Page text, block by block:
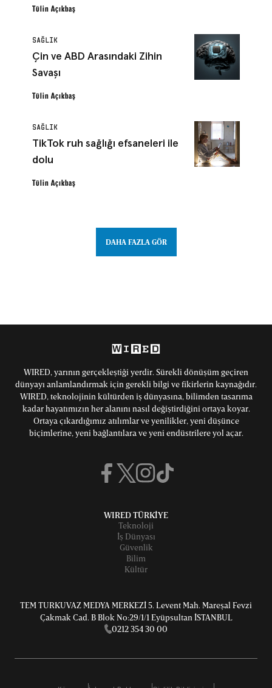
Tülin Açıkbaş
SAĞLIK
Çin ve ABD Arasındaki Zihin
Savaşı
Tülin Açıkbaş
SAĞLIK
TikTok ruh sağlığı efsaneleri ile
dolu
Tülin Açıkbaş
DAHA FAZLA GÖR
WIRED, yarının gerçekleştiği yerdir. Sürekli dönüşüm geçiren
dünyayı anlamlandırmak için gerekli bilgi ve fikirlerin kaynağıdır.
WIRED, teknolojinin kültürden iş dünyasına, bilimden tasarıma
kadar hayatımızın her alanını nasıl değiştirdiğini ortaya koyar.
Ortaya çıkardığımız atılımlar ve yenilikler, yeni düşünce
biçimlerine, yeni bağlantılara ve yeni endüstrilere yol açar.
WIRED TÜRKİYE
Teknoloji
İş Dünyası
Güvenlik
Bilim
Kültür
TEM TURKUVAZ MEDYA MERKEZİ 5. Levent Mah. Mareşal Fevzi
Çakmak Cad. B Blok No:29/1/1 Eyüpsultan İSTANBUL
0212 354 30 00